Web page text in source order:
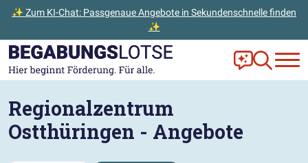
✨ Zum KI-Chat: Passgenaue Angebote in Sekundenschnelle finden
✨
Zum Hauptinhalt der Seite springen
Zur Startseite gehen Frag Ella!
Zur
Regionalzentrum
Ostthüringen - Angebote